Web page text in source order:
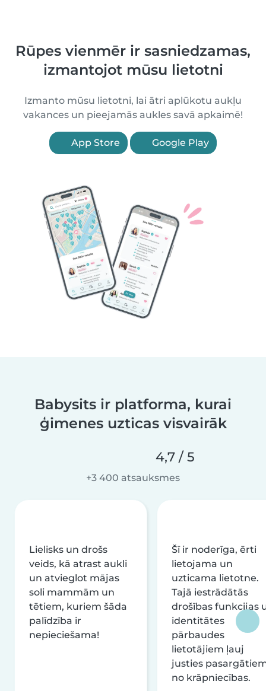
Rūpes vienmēr ir sasniedzamas,
izmantojot mūsu lietotni
Izmanto mūsu lietotni, lai ātri aplūkotu aukļu
vakances un pieejamās aukles savā apkaimē!
App Store Google Play
Babysits ir platforma, kurai
ģimenes uzticas visvairāk
4,7 / 5
+3 400 atsauksmes
Lielisks un drošs
veids, kā atrast aukli
un atvieglot mājas
soli mammām un
tētiem, kuriem šāda
palīdzība ir
nepieciešama!
Šī ir noderīga, ērti
lietojama un
uzticama lietotne.
Tajā iestrādātās
drošības funkcijas
identitātes
pārbaudes
lietotājiem ļauj
justies
no krāpniecības.